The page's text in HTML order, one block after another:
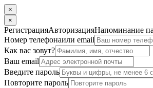
×
×
РегистрацияАвторизацияНапоминание
Номер телефонаили email
Как вас зовут?
Ваш email
Введите пароль
Повторите пароль